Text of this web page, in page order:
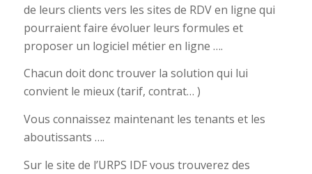
de leurs clients vers les sites de RDV en ligne qui
pourraient faire évoluer leurs formules et
proposer un logiciel métier en ligne ….
Chacun doit donc trouver la solution qui lui
convient le mieux (tarif, contrat… )
Vous connaissez maintenant les tenants et les
aboutissants ….
Sur le site de l’URPS IDF vous trouverez des